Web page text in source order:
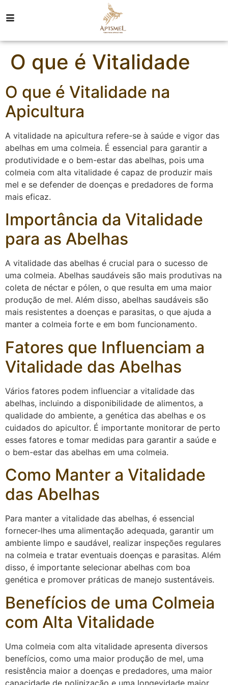
O que é Vitalidade
O que é Vitalidade na
Apicultura
A vitalidade na apicultura refere-se à saúde e vigor das
abelhas em uma colmeia. É essencial para garantir a
produtividade e o bem-estar das abelhas, pois uma
colmeia com alta vitalidade é capaz de produzir mais
mel e se defender de doenças e predadores de forma
mais eficaz.
Importância da Vitalidade
para as Abelhas
A vitalidade das abelhas é crucial para o sucesso de
uma colmeia. Abelhas saudáveis são mais produtivas na
coleta de néctar e pólen, o que resulta em uma maior
produção de mel. Além disso, abelhas saudáveis são
mais resistentes a doenças e parasitas, o que ajuda a
manter a colmeia forte e em bom funcionamento.
Fatores que Influenciam a
Vitalidade das Abelhas
Vários fatores podem influenciar a vitalidade das
abelhas, incluindo a disponibilidade de alimentos, a
qualidade do ambiente, a genética das abelhas e os
cuidados do apicultor. É importante monitorar de perto
esses fatores e tomar medidas para garantir a saúde e
o bem-estar das abelhas em uma colmeia.
Como Manter a Vitalidade
das Abelhas
Para manter a vitalidade das abelhas, é essencial
fornecer-lhes uma alimentação adequada, garantir um
ambiente limpo e saudável, realizar inspeções regulares
na colmeia e tratar eventuais doenças e parasitas. Além
disso, é importante selecionar abelhas com boa
genética e promover práticas de manejo sustentáveis.
Benefícios de uma Colmeia
com Alta Vitalidade
Uma colmeia com alta vitalidade apresenta diversos
benefícios, como uma maior produção de mel, uma
resistência maior a doenças e predadores, uma maior
capacidade de polinização e uma longevidade maior